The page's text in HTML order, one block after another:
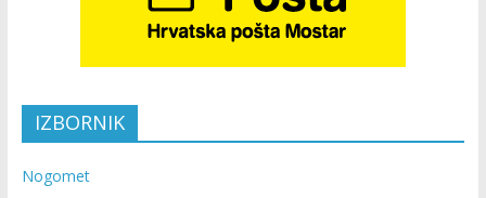
IZBORNIK
Nogomet